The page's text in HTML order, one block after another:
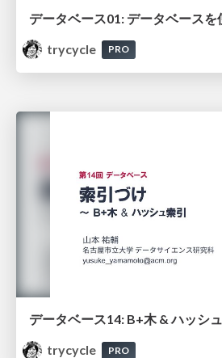
データベース01: データベースを
trycycle
PRO
データベース14: B+木 & ハッシ
trycycle
PRO